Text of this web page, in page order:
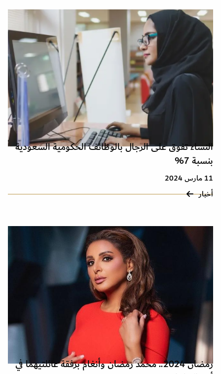
النساء تفوق على الرجال بالوظائف الحكومية السعودية
بنسبة 7%
11 مارس 2024
أخبار
رمضان 2024.. محمد رمضان وأنغام برفقة عائلتيهما في